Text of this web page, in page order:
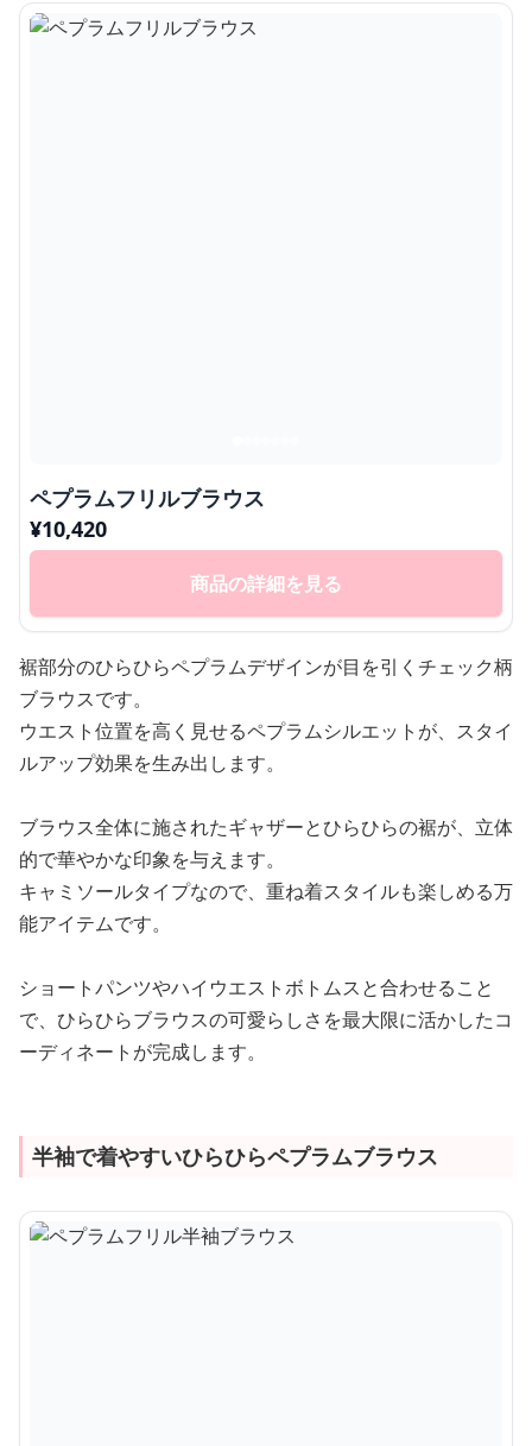
ペプラムフリルブラウス
¥10,420
商品の詳細を見る
裾部分のひらひらペプラムデザインが目を引くチェック柄
ブラウスです。
ウエスト位置を高く見せるペプラムシルエットが、スタイ
ルアップ効果を生み出します。
ブラウス全体に施されたギャザーとひらひらの裾が、立体
的で華やかな印象を与えます。
キャミソールタイプなので、重ね着スタイルも楽しめる万
能アイテムです。
ショートパンツやハイウエストボトムスと合わせること
で、ひらひらブラウスの可愛らしさを最大限に活かしたコ
ーディネートが完成します。
半袖で着やすいひらひらペプラムブラウス